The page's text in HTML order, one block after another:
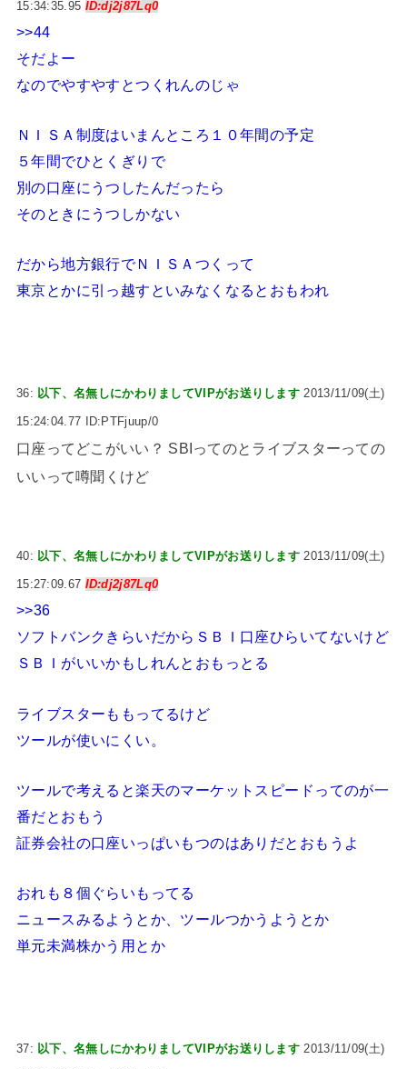
15:34:35.95 ID:dj2j87Lq0
>>44
そだよー
なのでやすやすとつくれんのじゃ
ＮＩＳＡ制度はいまんところ１０年間の予定
５年間でひとくぎりで
別の口座にうつしたんだったら
そのときにうつしかない
だから地方銀行でＮＩＳＡつくって
東京とかに引っ越すといみなくなるとおもわれ
36: 以下、名無しにかわりましてVIPがお送りします 2013/11/09(土)
15:24:04.77 ID:PTFjuup/0
口座ってどこがいい？ SBIってのとライブスターっての
いいって噂聞くけど
40: 以下、名無しにかわりましてVIPがお送りします 2013/11/09(土)
15:27:09.67 ID:dj2j87Lq0
>>36
ソフトバンクきらいだからＳＢＩ口座ひらいてないけど
ＳＢＩがいいかもしれんとおもっとる
ライブスターももってるけど
ツールが使いにくい。
ツールで考えると楽天のマーケットスピードってのが一
番だとおもう
証券会社の口座いっぱいもつのはありだとおもうよ
おれも８個ぐらいもってる
ニュースみるようとか、ツールつかうようとか
単元未満株かう用とか
37: 以下、名無しにかわりましてVIPがお送りします 2013/11/09(土)